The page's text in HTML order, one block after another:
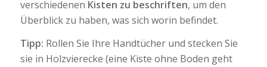
verschiedenen Kisten zu beschriften, um den
Überblick zu haben, was sich worin befindet.
Tipp: Rollen Sie Ihre Handtücher und stecken Sie
sie in Holzvierecke (eine Kiste ohne Boden geht